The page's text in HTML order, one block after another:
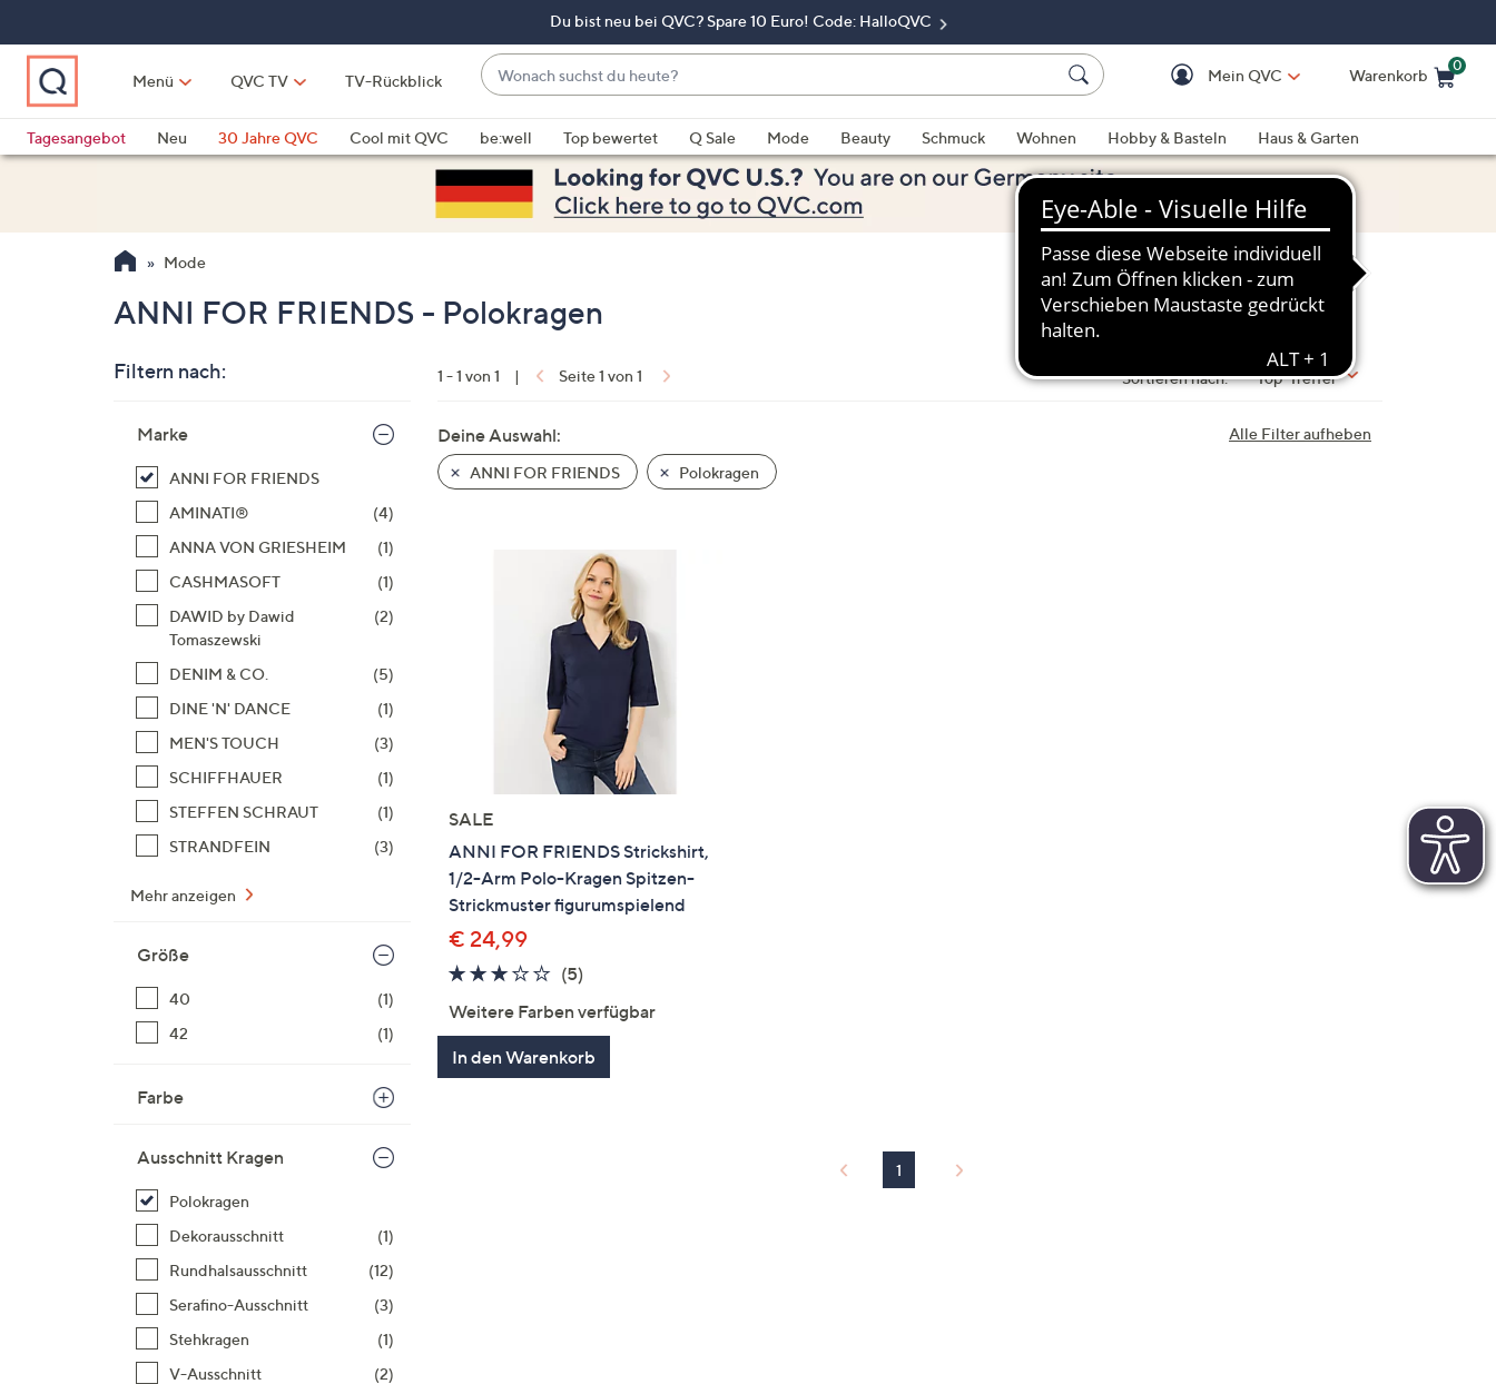
springen
Du bist neu bei QVC? Spare 10 Euro! Code: HalloQVC
Menü QVC TV TV-Rückblick
Wonach
suchst
du
heute?
Vorschläge
verfügbar
sind,
verwenden
nach
und
unten
oder
wischen
anzuzeigen.
Mein QVC Warenkorb
0
Tagesangebot
Neu 30 Jahre QVC Cool mit QVC be:well Top bewertet Q Sale Mode Beauty Schmuck Wohnen Hobby & Basteln
Haus & Garten
Mode
ANNI FOR FRIENDS - Polokragen
Filtern nach:
Produktliste
Marke
ANNI FOR FRIENDS
AMINATI®
(4)
ANNA VON GRIESHEIM
(1)
CASHMASOFT
(1)
DAWID by Dawid
Tomaszewski
(2)
DENIM & CO.
(5)
DINE 'N' DANCE
(1)
MEN'S TOUCH
(3)
SCHIFFHAUER
(1)
STEFFEN SCHRAUT
(1)
STRANDFEIN
(3)
Mehr anzeigen
Größe
40
(1)
42
(1)
Farbe
Ausschnitt Kragen
Polokragen
Dekorausschnitt
(1)
Rundhalsausschnitt
(12)
Serafino-Ausschnitt
(3)
Stehkragen
(1)
V-Ausschnitt
(2)
1 - 1 von 1 | Seite 1 von 1 Sortieren nach: Top-Treffer
Alle Filter aufheben
Deine Auswahl:
ANNI FOR FRIENDS Polokragen
SALE
ANNI FOR FRIENDS Strickshirt,
1/2-Arm Polo-Kragen Spitzen-
Strickmuster figurumspielend
€ 24,99
3.0
5
(5)5
Weitere Farben verfügbar
In den Warenkorb
1